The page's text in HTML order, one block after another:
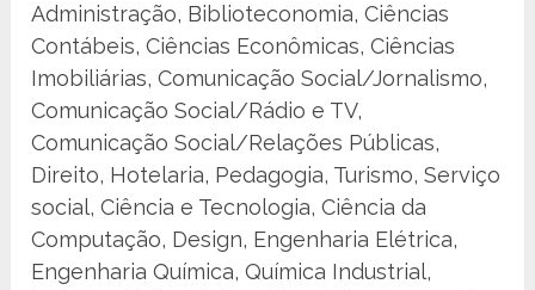
Administração, Biblioteconomia, Ciências
Contábeis, Ciências Econômicas, Ciências
Imobiliárias, Comunicação Social/Jornalismo,
Comunicação Social/Rádio e TV,
Comunicação Social/Relações Públicas,
Direito, Hotelaria, Pedagogia, Turismo, Serviço
social, Ciência e Tecnologia, Ciência da
Computação, Design, Engenharia Elétrica,
Engenharia Química, Química Industrial,